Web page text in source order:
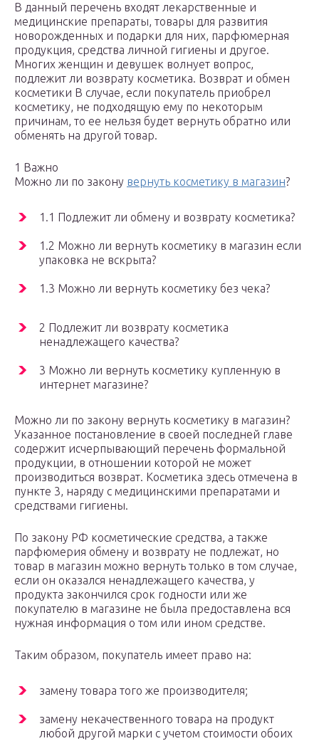
В данный перечень входят лекарственные и
медицинские препараты, товары для развития
новорожденных и подарки для них, парфюмерная
продукция, средства личной гигиены и другое.
Многих женщин и девушек волнует вопрос,
подлежит ли возврату косметика. Возврат и обмен
косметики В случае, если покупатель приобрел
косметику, не подходящую ему по некоторым
причинам, то ее нельзя будет вернуть обратно или
обменять на другой товар.
1 Важно
Можно ли по закону вернуть косметику в магазин?
1.1 Подлежит ли обмену и возврату косметика?
1.2 Можно ли вернуть косметику в магазин если
упаковка не вскрыта?
1.3 Можно ли вернуть косметику без чека?
2 Подлежит ли возврату косметика
ненадлежащего качества?
3 Можно ли вернуть косметику купленную в
интернет магазине?
Можно ли по закону вернуть косметику в магазин?
Указанное постановление в своей последней главе
содержит исчерпывающий перечень формальной
продукции, в отношении которой не может
производиться возврат. Косметика здесь отмечена в
пункте 3, наряду с медицинскими препаратами и
средствами гигиены.
По закону РФ косметические средства, а также
парфюмерия обмену и возврату не подлежат, но
товар в магазин можно вернуть только в том случае,
если он оказался ненадлежащего качества, у
продукта закончился срок годности или же
покупателю в магазине не была предоставлена вся
нужная информация о том или ином средстве.
Таким образом, покупатель имеет право на:
замену товара того же производителя;
замену некачественного товара на продукт
любой другой марки с учетом стоимости обоих